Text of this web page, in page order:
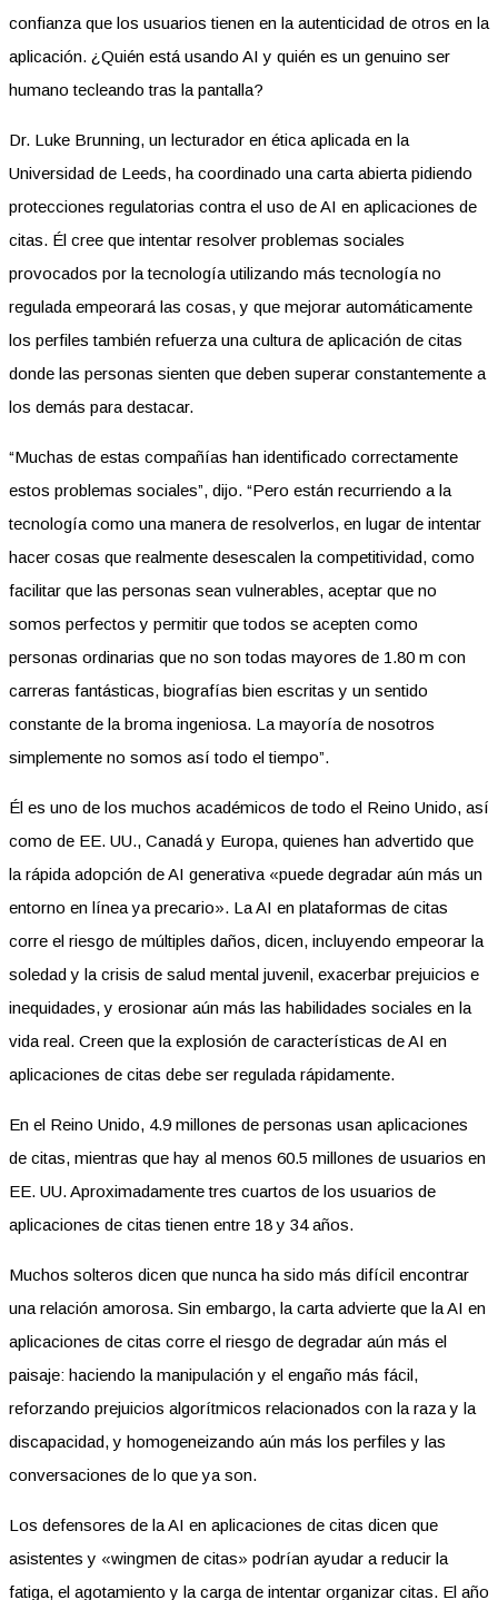
confianza que los usuarios tienen en la autenticidad de otros en la
aplicación. ¿Quién está usando AI y quién es un genuino ser
humano tecleando tras la pantalla?
Dr. Luke Brunning, un lecturador en ética aplicada en la
Universidad de Leeds, ha coordinado una carta abierta pidiendo
protecciones regulatorias contra el uso de AI en aplicaciones de
citas. Él cree que intentar resolver problemas sociales
provocados por la tecnología utilizando más tecnología no
regulada empeorará las cosas, y que mejorar automáticamente
los perfiles también refuerza una cultura de aplicación de citas
donde las personas sienten que deben superar constantemente a
los demás para destacar.
“Muchas de estas compañías han identificado correctamente
estos problemas sociales”, dijo. “Pero están recurriendo a la
tecnología como una manera de resolverlos, en lugar de intentar
hacer cosas que realmente desescalen la competitividad, como
facilitar que las personas sean vulnerables, aceptar que no
somos perfectos y permitir que todos se acepten como
personas ordinarias que no son todas mayores de 1.80 m con
carreras fantásticas, biografías bien escritas y un sentido
constante de la broma ingeniosa. La mayoría de nosotros
simplemente no somos así todo el tiempo”.
Él es uno de los muchos académicos de todo el Reino Unido, así
como de EE. UU., Canadá y Europa, quienes han advertido que
la rápida adopción de AI generativa «puede degradar aún más un
entorno en línea ya precario». La AI en plataformas de citas
corre el riesgo de múltiples daños, dicen, incluyendo empeorar la
soledad y la crisis de salud mental juvenil, exacerbar prejuicios e
inequidades, y erosionar aún más las habilidades sociales en la
vida real. Creen que la explosión de características de AI en
aplicaciones de citas debe ser regulada rápidamente.
En el Reino Unido, 4.9 millones de personas usan aplicaciones
de citas, mientras que hay al menos 60.5 millones de usuarios en
EE. UU. Aproximadamente tres cuartos de los usuarios de
aplicaciones de citas tienen entre 18 y 34 años.
Muchos solteros dicen que nunca ha sido más difícil encontrar
una relación amorosa. Sin embargo, la carta advierte que la AI en
aplicaciones de citas corre el riesgo de degradar aún más el
paisaje: haciendo la manipulación y el engaño más fácil,
reforzando prejuicios algorítmicos relacionados con la raza y la
discapacidad, y homogeneizando aún más los perfiles y las
conversaciones de lo que ya son.
Los defensores de la AI en aplicaciones de citas dicen que
asistentes y «wingmen de citas» podrían ayudar a reducir la
fatiga, el agotamiento y la carga de intentar organizar citas. El año